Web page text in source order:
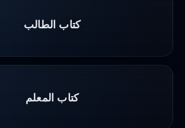
كتاب الطالب
كتاب المعلم